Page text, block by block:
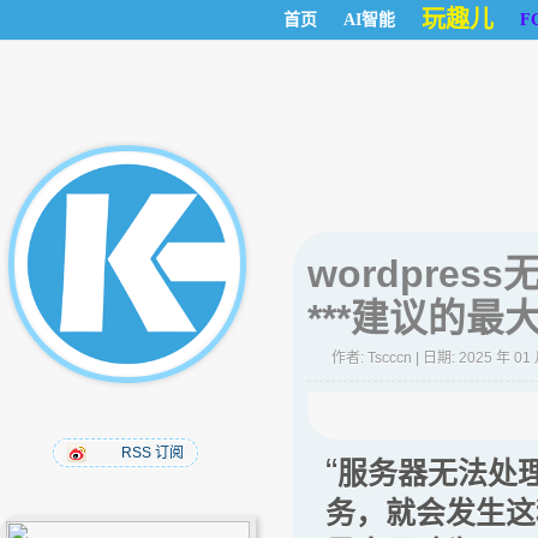
首页 AI智能 玩趣儿
RSS 订阅
wordpress
***建议的最
作者: Tscccn | 日期: 2025 年
“服务器无法处
务，就会发生